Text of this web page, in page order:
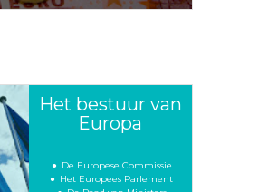
Het bestuur van
Europa
De Europese Commissie
Het Europees Parlement